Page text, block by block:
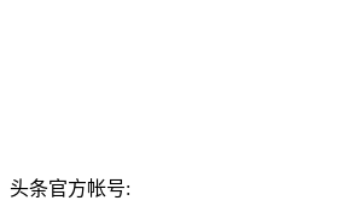
头条官方帐号: